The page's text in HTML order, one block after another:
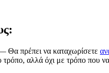
Θα πρέπει να καταχωρίσετε
αλλά όχι με τρόπο που